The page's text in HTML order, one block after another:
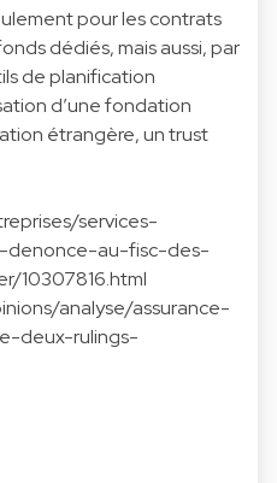
pour les contrats
dédiés, mais aussi, par
de planification
d’une fondation
étrangère, un trust
services-
denonce-au-fisc-des-
10307816.html
analyse/assurance-
deux-rulings-